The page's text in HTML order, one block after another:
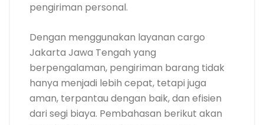
pengiriman personal.
Dengan menggunakan layanan cargo
Jakarta Jawa Tengah yang
berpengalaman, pengiriman barang tidak
hanya menjadi lebih cepat, tetapi juga
aman, terpantau dengan baik, dan efisien
dari segi biaya. Pembahasan berikut akan